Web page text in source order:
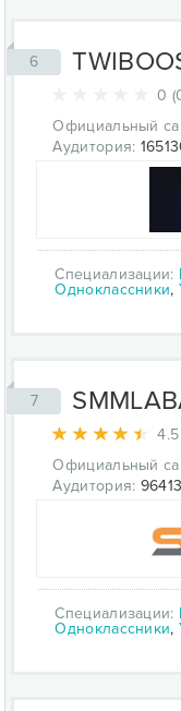
6
0
Официальный
Аудитория:
Специализации:
Одноклассники,
7
4.5
Официальный
Аудитория:
Специализации:
Одноклассники,